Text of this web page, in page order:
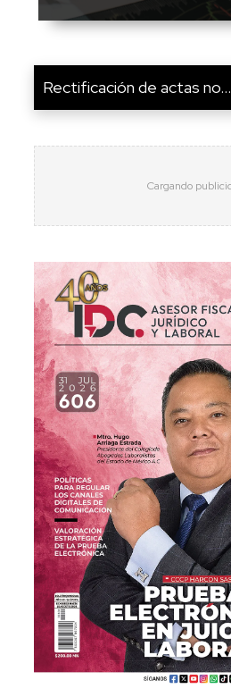
Rectificación de actas no...